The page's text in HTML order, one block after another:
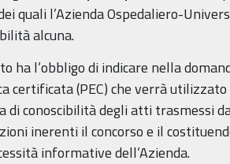
quali l’Azienda Ospedaliero-
alcuna.
ha l’obbligo di indicare nella
certificata (PEC) che verrà utilizzato
di conoscibilità degli atti trasmessi
inerenti il concorso e il
informative dell’Azienda.